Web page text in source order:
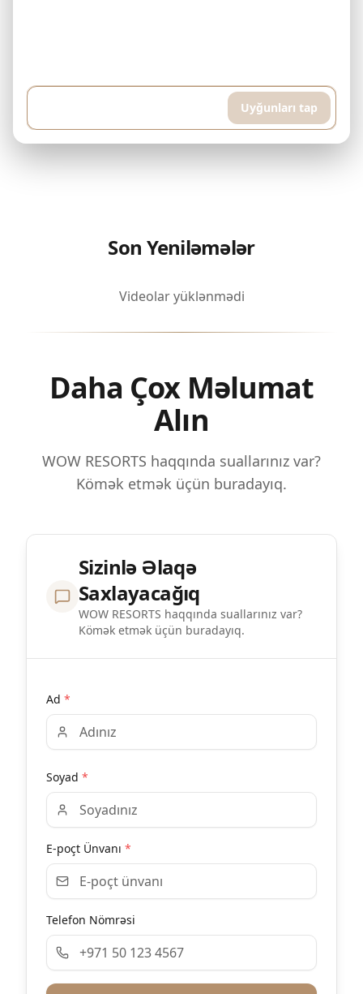
Uyğunları tap
Son Yeniləmələr
Videolar yüklənmədi
Daha Çox Məlumat
Alın
WOW RESORTS haqqında suallarınız var?
Kömək etmək üçün buradayıq.
Sizinlə Əlaqə
Saxlayacağıq
WOW RESORTS haqqında suallarınız var?
Kömək etmək üçün buradayıq.
Ad *
Soyad *
E-poçt Ünvanı *
Telefon Nömrəsi